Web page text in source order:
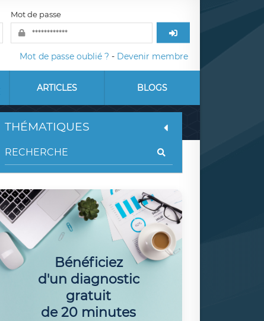
Mot de passe
Mot de passe oublié ? - Devenir membre
ARTICLES BLOGS
THÉMATIQUES
Bénéficiez
d'un diagnostic
gratuit
de 20 minutes